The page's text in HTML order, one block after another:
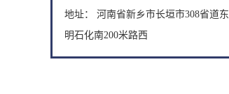
地址： 河南省新乡市长垣市308省道东
明石化南200米路西